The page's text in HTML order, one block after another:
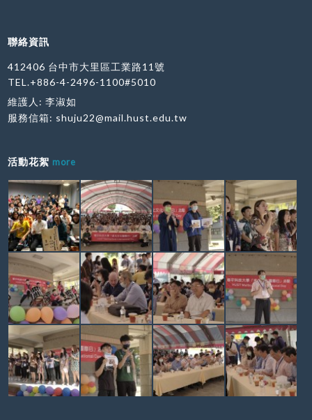
聯絡資訊
412406 台中市大里區工業路11號
TEL.+886-4-2496-1100#5010
維護人: 李淑如
服務信箱: shuju22@mail.hust.edu.tw
活動花絮 more